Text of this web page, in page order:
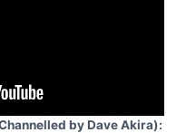
by Dave Akira):